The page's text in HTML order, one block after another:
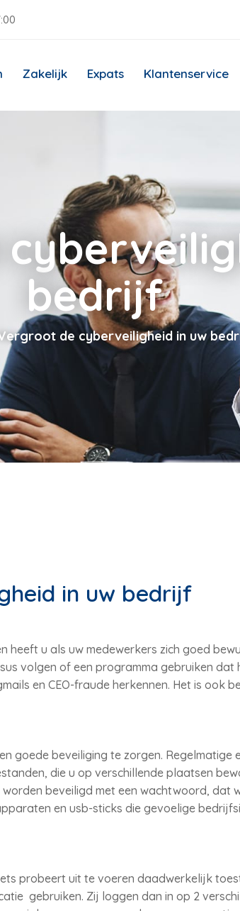
Zakelijk Expats Klantenservice
bedrijf
de cyberveiligheid in uw
in uw bedrijf
u als uw medewerkers zich goed
volgen of een programma gebruiken dat
en CEO-fraude herkennen. Het is ook
goede beveiliging te zorgen. Regelmatige
die u op verschillende plaatsen
beveiligd met een wachtwoord, dat
en usb-sticks die gevoelige
probeert uit te voeren daadwerkelijk
gebruiken. Zij loggen dan in op 2